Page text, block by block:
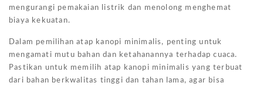
mengurangi pemakaian listrik dan menolong menghemat
biaya kekuatan.
Dalam pemilihan atap kanopi minimalis, penting untuk
mengamati mutu bahan dan ketahanannya terhadap cuaca.
Pastikan untuk memilih atap kanopi minimalis yang terbuat
dari bahan berkwalitas tinggi dan tahan lama, agar bisa